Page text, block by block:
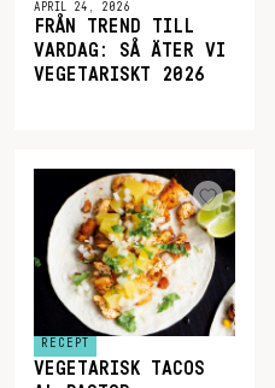
APRIL 24, 2026
FRÅN TREND TILL
VARDAG: SÅ ÄTER VI
VEGETARISKT 2026
RECEPT
VEGETARISK TACOS